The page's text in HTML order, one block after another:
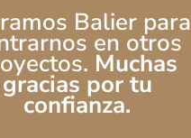
Balier para
en otros
Muchas
gracias por tu
confianza.